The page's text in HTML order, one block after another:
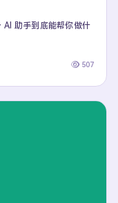
助手到底能帮你做什
507